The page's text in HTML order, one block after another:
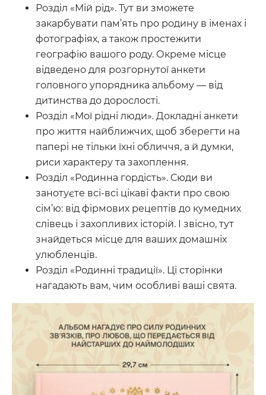
Розділ «Мій рід». Тут ви зможете
закарбувати пам’ять про родину в іменах і
фотографіях, а також простежити
географію вашого роду. Окреме місце
відведено для розгорнутої анкети
головного упорядника альбому — від
дитинства до дорослості.
Розділ «Мої рідні люди». Докладні анкети
про життя найближчих, щоб зберегти на
папері не тільки їхні обличчя, а й думки,
риси характеру та захоплення.
Розділ «Родинна гордість». Сюди ви
занотуєте всі-всі цікаві факти про свою
сім’ю: від фірмових рецептів до кумедних
слівець і захопливих історій. І звісно, тут
знайдеться місце для ваших домашніх
улюбленців.
Розділ «Родинні традиції». Ці сторінки
нагадають вам, чим особливі ваші свята.